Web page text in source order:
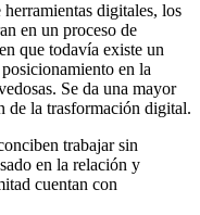
digitales, los
en un proceso de
que todavía existe un
en la
Se da una mayor
de la trasformación digital.
trabajar sin
en la relación y
cuentan con